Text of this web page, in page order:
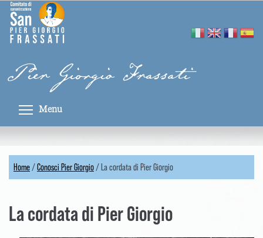
Skip
main
Pier Giorgio Frassati
Menu
You
here
Home /Conosci Pier Giorgio /La cordata di Pier Giorgio
La cordata di Pier Giorgio
Pannello di gestione dei cookies